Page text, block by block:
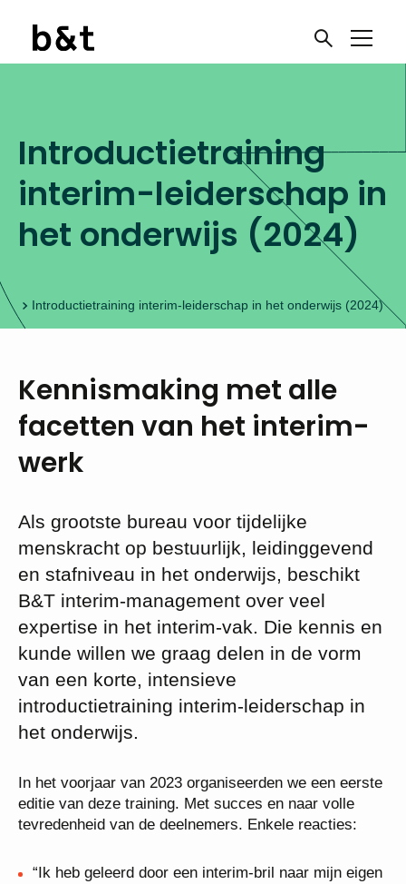
Introductietraining
interim-leiderschap in
het onderwijs (2024)
Introductietraining interim-leiderschap in het onderwijs (2024)
Kennismaking met alle
facetten van het interim-
werk
Als grootste bureau voor tijdelijke
menskracht op bestuurlijk, leidinggevend
en stafniveau in het onderwijs, beschikt
B&T interim-management over veel
expertise in het interim-vak. Die kennis en
kunde willen we graag delen in de vorm
van een korte, intensieve
introductietraining interim-leiderschap in
het onderwijs.
In het voorjaar van 2023 organiseerden we een eerste
editie van deze training. Met succes en naar volle
tevredenheid van de deelnemers. Enkele reacties:
“Ik heb geleerd door een interim-bril naar mijn eigen